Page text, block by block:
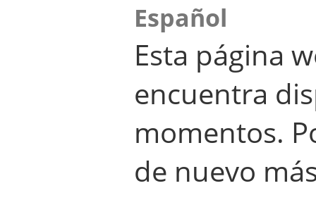
Español
Esta página
encuentra
momentos.
de nuevo